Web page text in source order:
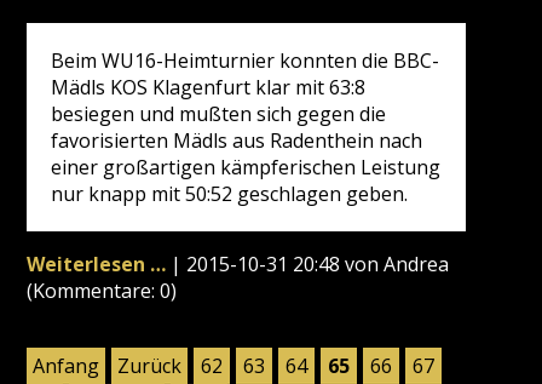
Beim WU16-Heimturnier konnten die BBC-
Mädls KOS Klagenfurt klar mit 63:8
besiegen und mußten sich gegen die
favorisierten Mädls aus Radenthein nach
einer großartigen kämpferischen Leistung
nur knapp mit 50:52 geschlagen geben.
Weiterlesen …Guter
Saisonstart
die
WU16
| 2015-10-31 20:48 von Andrea
(Kommentare: 0)
Anfang Zurück 62 63 64 65 66
67